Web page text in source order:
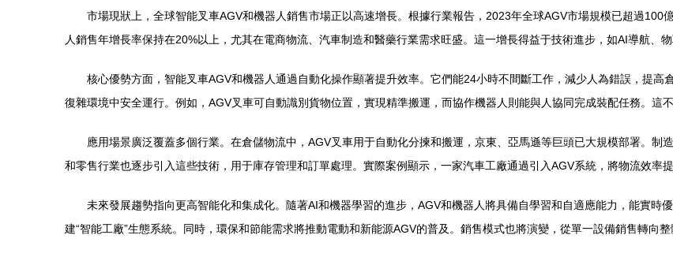
市場現狀上，全球智能叉車AGV和機器人銷售市場正以高速增長。根據行業報告，2023年全球AGV市場規模已超過100
人銷售年增長率保持在20%以上，尤其在電商物流、汽車制造和醫藥行業需求旺盛。這一增長得益于技術進步，如AI導航、
核心優勢方面，智能叉車AGV和機器人通過自動化操作顯著提升效率。它們能24小時不間斷工作，減少人為錯誤，提
復雜環境中安全運行。例如，AGV叉車可自動識別貨物位置，實現精準搬運，而協作機器人則能與人協同完成裝配任務。這
應用場景廣泛覆蓋多個行業。在倉儲物流中，AGV叉車用于自動化分揀和搬運，京東、亞馬遜等巨頭已大規模部署。制
和零售行業也逐步引入這些技術，用于庫存管理和訂單處理。實際案例顯示，一家汽車工廠通過引入AGV系統，將物流效率
未來發展趨勢指向更高智能化和集成化。隨著AI和機器學習的進步，AGV和機器人將具備自學習和自適應能力，能實時
建“智能工廠”生態系統。同時，環保和節能需求將推動電動和新能源AGV的普及。銷售模式也將演變，從單一設備銷售轉向